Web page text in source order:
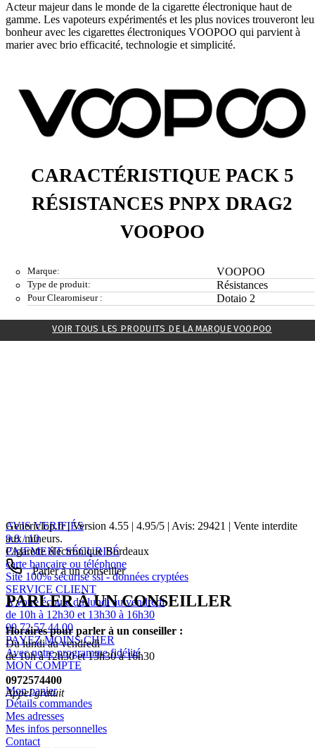
Acteur majeur dans le monde de la cigarette électronique haut de
gamme. Les vapoteurs expérimentés et les plus novices trouveront
bonheur avec les cigarettes électroniques VOOPOO qui parvient à
marier avec brio efficacité, technologie et simplicité.
CARACTÉRISTIQUE PACK 5
RÉSISTANCES PNPX DRAG2
VOOPOO
Marque: VOOPOO
Type de produit: Résistances
Pour Clearomiseur : Dotaio 2
VOIR TOUS LES PRODUITS DE LA MARQUE VOOPOO
AVIS VERIFIÉS
9.8 / 10
PAIEMENT SÉCURISÉ
carte bancaire ou téléphone
Site 100% sécurisé ssl - données cryptées
SERVICE CLIENT
A votre écoute du lundi au vendredi
de 10h à 12h30 et 13h30 à 16h30
09 72 57 44 00
PAYEZ MOINS CHER
Avec notre programme fidélité
MON COMPTE
Mon panier
Détails commandes
Mes adresses
Mes infos personnelles
Contact
Genericlop.fr|Version 4.55 | 4.95/5 | Avis: 29421 | Vente interdite
aux mineurs.
Cigarette électronique Bordeaux
Parler à un conseiller
PARLER À UN CONSEILLER
Horaires pour parler à un conseiller :
Du lundi au vendredi
de 10h à 12h30 et 13h30 à 16h30
0972574400
Appel gratuit